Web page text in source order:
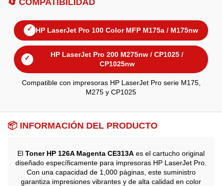
🔄 COMPATIBILIDAD
✓ HP LaserJet Pro 100 Color MFP M175a / M175nw
✓
HP LaserJet Pro 200 M275nw / CP1025 /
CP1025nw
Compatible con impresoras HP LaserJet Pro serie M175,
M275 y CP1025
📦 INFORMACIÓN DEL PRODUCTO
El Toner HP 126A Magenta CE313A es el cartucho original
diseñado específicamente para impresoras HP LaserJet Pro.
Con una capacidad de 1,000 páginas, este suministro
garantiza impresiones vibrantes y de alta calidad en color